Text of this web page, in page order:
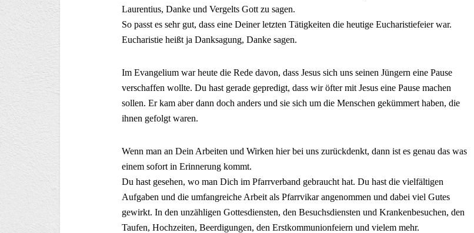
Laurentius, Danke und Vergelts Gott zu sagen.
So passt es sehr gut, dass eine Deiner letzten Tätigkeiten die heutige Eucharistiefeier war.
Eucharistie heißt ja Danksagung, Danke sagen.
Im Evangelium war heute die Rede davon, dass Jesus sich uns seinen Jüngern eine Pause
verschaffen wollte. Du hast gerade gepredigt, dass wir öfter mit Jesus eine Pause machen
sollen. Er kam aber dann doch anders und sie sich um die Menschen gekümmert haben, die
ihnen gefolgt waren.
Wenn man an Dein Arbeiten und Wirken hier bei uns zurückdenkt, dann ist es genau das was
einem sofort in Erinnerung kommt.
Du hast gesehen, wo man Dich im Pfarrverband gebraucht hat. Du hast die vielfältigen
Aufgaben und die umfangreiche Arbeit als Pfarrvikar angenommen und dabei viel Gutes
gewirkt. In den unzähligen Gottesdiensten, den Besuchsdiensten und Krankenbesuchen, den
Taufen, Hochzeiten, Beerdigungen, den Erstkommunionfeiern und vielem mehr.